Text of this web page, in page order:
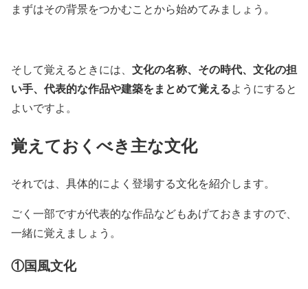
まずはその背景をつかむことから始めてみましょう。
そして覚えるときには、 文化の名称、その時代、文化の担
い手、代表的な作品や建築をまとめて覚えるようにすると
よいですよ。
覚えておくべき主な文化
それでは、具体的によく登場する文化を紹介します。
ごく一部ですが代表的な作品などもあげておきますので、
一緒に覚えましょう。
①国風文化